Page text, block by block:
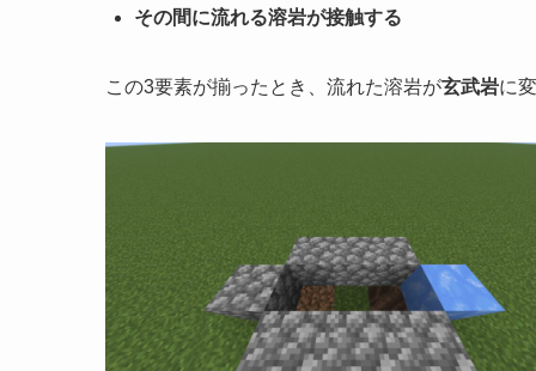
その間に流れる溶岩が接触する
この3要素が揃ったとき、流れた溶岩が玄武岩に